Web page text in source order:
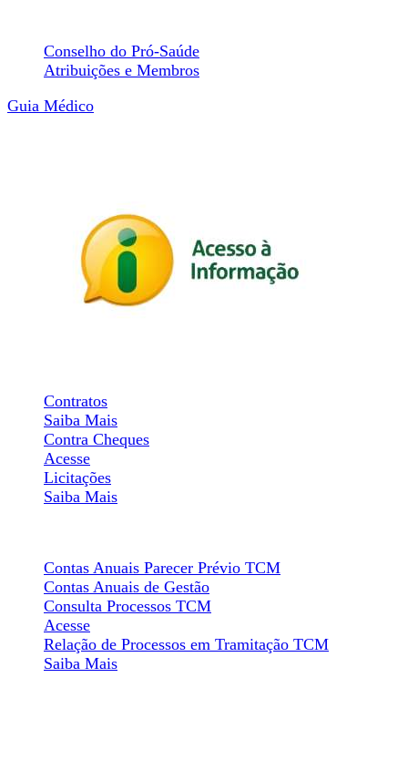
Conselho do Pró-Saúde
Atribuições e Membros
Guia Médico
Contratos
Saiba Mais
Contra Cheques
Acesse
Licitações
Saiba Mais
Contas Anuais Parecer Prévio TCM
Contas Anuais de Gestão
Consulta Processos TCM
Acesse
Relação de Processos em Tramitação TCM
Saiba Mais